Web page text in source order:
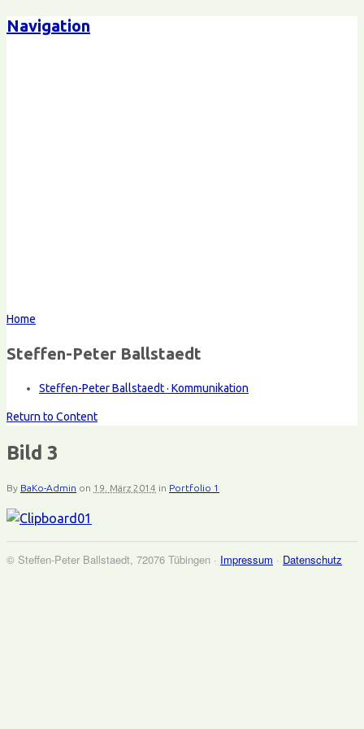
Navigation
Home
Steffen-Peter Ballstaedt
Steffen-Peter Ballstaedt · Kommunikation
Return to Content
Bild 3
By BaKo-Admin on 19. März 2014 in Portfolio 1
© Steffen-Peter Ballstaedt, 72076 Tübingen · Impressum · Datenschutz